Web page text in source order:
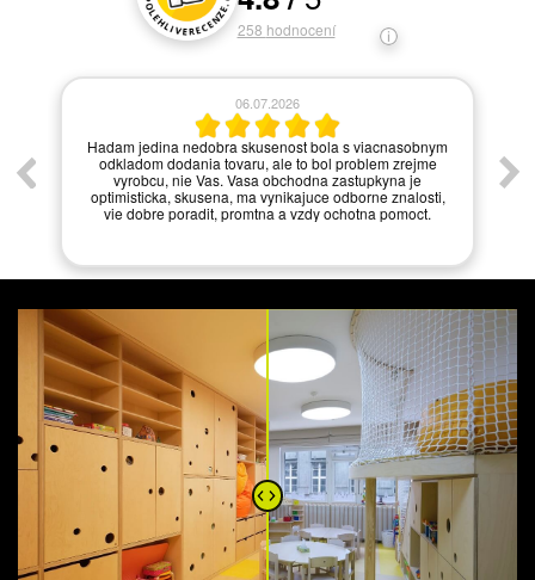
258 hodnocení
06.07.2026
Hadam jedina nedobra skusenost bola s viacnasobnym
odkladom dodania tovaru, ale to bol problem zrejme
vyrobcu, nie Vas. Vasa obchodna zastupkyna je
optimisticka, skusena, ma vynikajuce odborne znalosti,
vie dobre poradit, promtna a vzdy ochotna pomoct.